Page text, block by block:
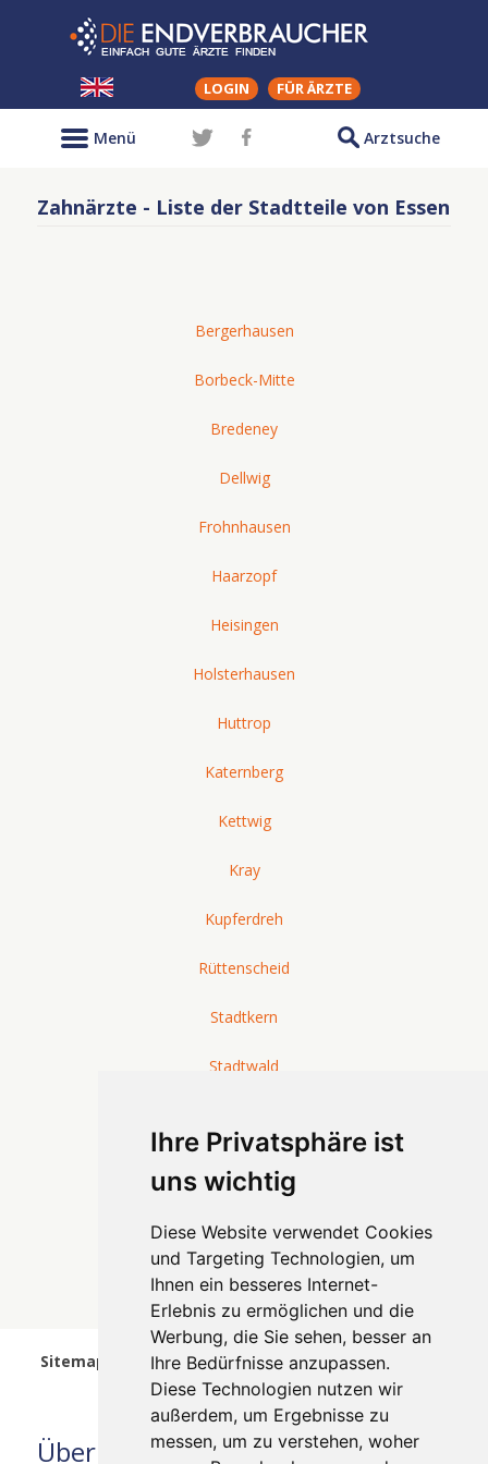
Ihre Privatsphäre ist
uns wichtig
Diese Website verwendet Cookies
und Targeting Technologien, um
Ihnen ein besseres Internet-
Erlebnis zu ermöglichen und die
Werbung, die Sie sehen, besser an
Ihre Bedürfnisse anzupassen.
Diese Technologien nutzen wir
außerdem, um Ergebnisse zu
messen, um zu verstehen, woher
LOGIN FÜR ÄRZTE
Arztsuche
Menü
Zahnärzte - Liste der Stadtteile von Essen
Bergerhausen
Borbeck-Mitte
Bredeney
Dellwig
Frohnhausen
Haarzopf
Heisingen
Holsterhausen
Huttrop
Katernberg
Kettwig
Kray
Kupferdreh
Rüttenscheid
Stadtkern
Stadtwald
Überruhr-Holthausen
Westviertel
Sitemap wurde am 25.09.2023 10:39 Uhr aktualisiert.
Über uns